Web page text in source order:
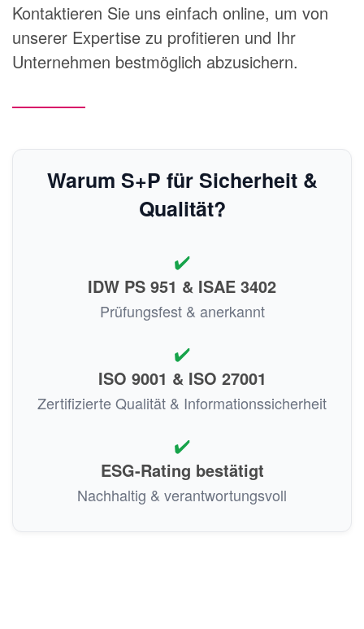
Kontaktieren Sie uns einfach online, um von
unserer Expertise zu profitieren und Ihr
Unternehmen bestmöglich abzusichern.
Warum S+P für Sicherheit &
Qualität?
✔️
IDW PS 951 & ISAE 3402
Prüfungsfest & anerkannt
✔️
ISO 9001 & ISO 27001
Zertifizierte Qualität & Informationssicherheit
✔️
ESG-Rating bestätigt
Nachhaltig & verantwortungsvoll